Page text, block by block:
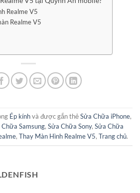
Realme V5
Realme V5
Ép kínhvà được gắn thẻSửa Chữa iPhone,
Chữa Samsung, Sửa Chữa Sony, Sửa Chữa
, Thay Màn Hình Realme V5, Trang chủ.